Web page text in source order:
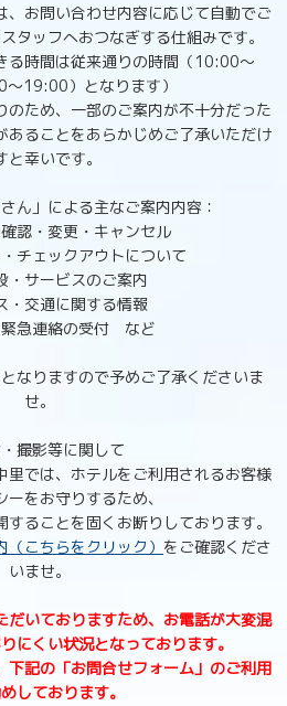
、お問い合わせ内容に応じて自動でご
タッフへおつなぎする仕組みです。
る時間は従来通りの時間（10:00～
19:00）となります）
のため、一部のご案内が不十分だった
あることをあらかじめご了承いただけ
と幸いです。
ん」による主なご案内内容：
確認・変更・キャンセル
チェックアウトについて
・サービスのご案内
・交通に関する情報
緊急連絡の受付 など
なりますので予めご了承くださいま
せ。
撮影等に関して
里では、ホテルをご利用されるお客様
ーをお守りするため、
ることを固くお断りしております。
こちらをクリック） をご確認くださ
いませ。
いておりますため、お電話が大変混
にくい状況となっております。
下記の「お問合せフォーム」のご利用
しております。